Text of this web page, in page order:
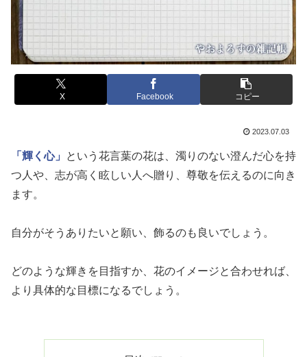
X Facebook コピー
2023.07.03
「輝く心」
という花言葉の花は、濁りのない澄んだ心を持
つ人や、志が高く眩しい人へ贈り、尊敬を伝えるのに向き
ます。
自分がそうありたいと願い、飾るのも良いでしょう。
どのような輝きを目指すか、花のイメージと合わせれば、
より具体的な目標になるでしょう。